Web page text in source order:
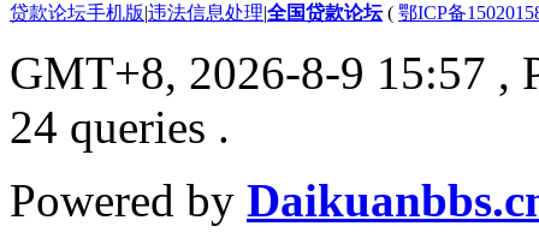
贷款论坛手机版|违法信息处理|全国贷款论坛( 鄂ICP备
GMT+8, 2026-8-9 15:57 ,
24 queries .
Powered by